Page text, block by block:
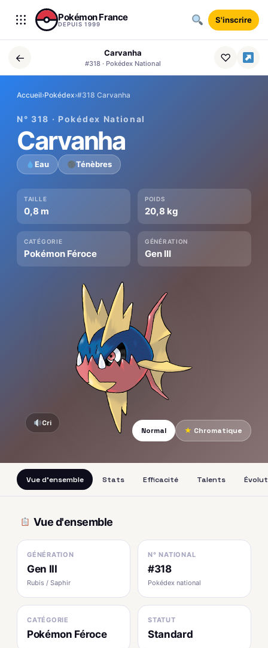
Aller au contenu
Pokémon France
DEPUIS 1999 S'inscrire
← Carvanha
#318 · Pokédex National ♡
Accueil›Pokédex›#318 Carvanha
N° 318 · Pokédex National
Carvanha
Eau Ténèbres
TAILLE
0,8 m
POIDS
20,8 kg
CATÉGORIE
Pokémon Féroce
GÉNÉRATION
Gen III
Cri
Normal
★ Chromatique
Vue d'ensemble Stats Efficacité Talents
Vue d'ensemble
GÉNÉRATION
Gen III
Rubis / Saphir
N° NATIONAL
#318
Pokédex national
CATÉGORIE
Pokémon Féroce
STATUT
Standard